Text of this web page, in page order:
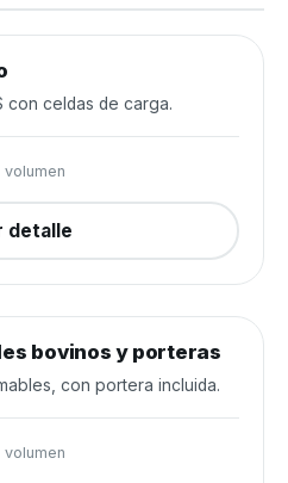
con celdas de carga.
volumen
detalle
Cerrada
bovinos y porteras
con portera incluida.
volumen